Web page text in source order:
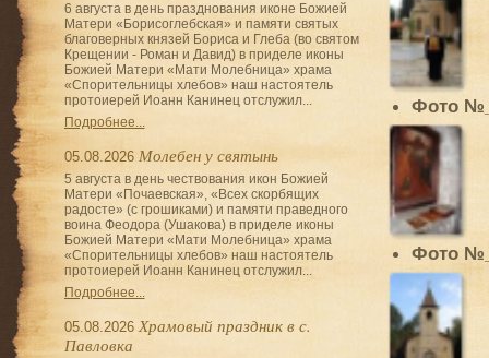
Фото
Фото
6 августа в день празднования иконе Божией
Матери «Борисоглебская» и памяти святых
благоверных князей Бориса и Глеба (во святом
Крещении - Роман и Давид) в приделе иконы
Божией Матери «Мати Молебница» храма
«Спорительницы хлебов» наш настоятель
протоиерей Иоанн Канинец отслужил...
Подробнее...
05.08.2026 Молебен у святынь
5 августа в день чествования икон Божией
Матери «Почаевская», «Всех скорбящих
радосте» (с грошиками) и памяти праведного
воина Феодора (Ушакова) в приделе иконы
Божией Матери «Мати Молебница» храма
«Спорительницы хлебов» наш настоятель
протоиерей Иоанн Канинец отслужил...
Подробнее...
05.08.2026 Храмовый праздник в с.
Павловка